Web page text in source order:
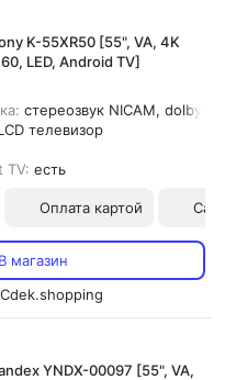
K-55XR50 [55", VA, 4K
LED, Android TV]
cтереозвук NICAM, dolby
телевизор
TV: есть
Оплата картой
В магазин
Cdek.shopping
YNDX-00097 [55", VA,